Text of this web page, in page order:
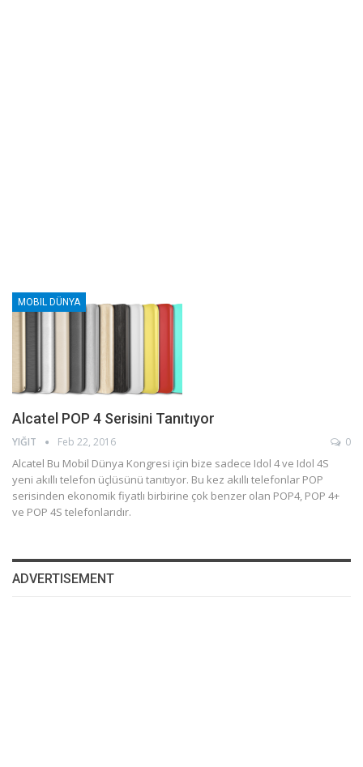
MOBIL DÜNYA
Alcatel POP 4 Serisini Tanıtıyor
YIĞIT Feb 22, 2016 0
Alcatel Bu Mobil Dünya Kongresi için bize sadece Idol 4 ve Idol 4S
yeni akıllı telefon üçlüsünü tanıtıyor. Bu kez akıllı telefonlar POP
serisinden ekonomik fiyatlı birbirine çok benzer olan POP4, POP 4+
ve POP 4S telefonlarıdır.
ADVERTISEMENT